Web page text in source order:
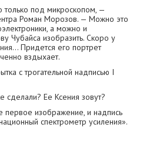
только под микроскопом, —
Роман Морозов. — Можно это
а можно и
Чубайса изобразить. Скоро у
Придется его портрет
вздыхает.
с трогательной надписью I
Ее Ксения зовут?
изображение, и надпись
спектрометр усиления».